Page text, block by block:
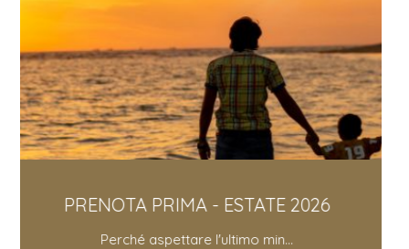
PRIMA - ESTATE 2026
aspettare l'ultimo min...
SCONTO